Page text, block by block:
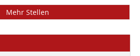
Mehr Stellen